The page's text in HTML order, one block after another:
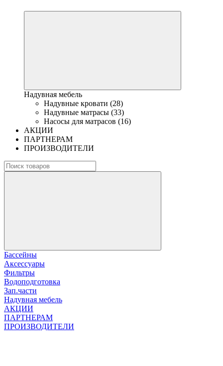
Надувная мебель
Надувные кровати (28)
Надувные матрасы (33)
Насосы для матрасов (16)
АКЦИИ
ПАРТНЕРАМ
ПРОИЗВОДИТЕЛИ
Бассейны
Аксессуары
Фильтры
Водоподготовка
Зап.части
Надувная мебель
АКЦИИ
ПАРТНЕРАМ
ПРОИЗВОДИТЕЛИ